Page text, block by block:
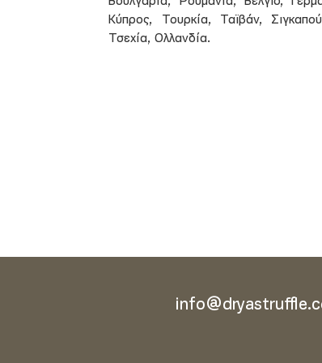
Κύπρος, Τουρκία, Ταϊβάν,
Τσεχία, Ολλανδία.